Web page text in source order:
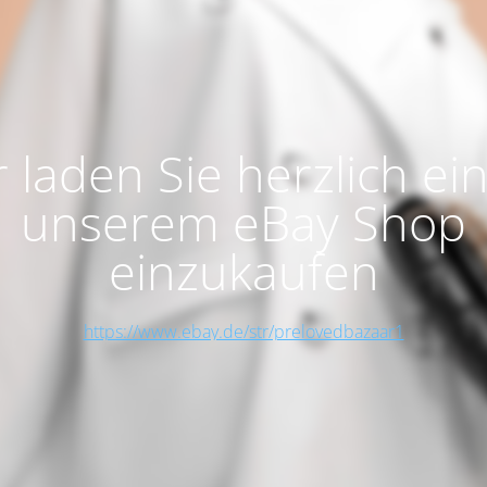
laden Sie herzlich
unserem eBay Shop
einzukaufen
https://www.ebay.de/str/prelovedbazaar1